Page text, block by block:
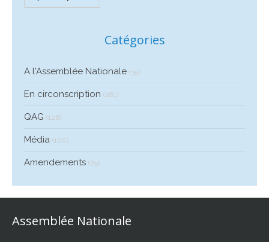
Catégories
A l'Assemblée Nationale (35)
En circonscription (281)
QAG (126)
Média (100)
Amendements (25)
Assemblée Nationale